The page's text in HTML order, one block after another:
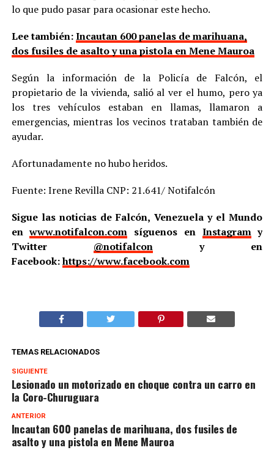
lo que pudo pasar para ocasionar este hecho.
Lee también:Incautan 600 panelas de marihuana,
dos fusiles de asalto y una pistola en Mene Mauroa
Según la información de la Policía de Falcón, el
propietario de la vivienda, salió al ver el humo, pero ya
los tres vehículos estaban en llamas, llamaron a
emergencias, mientras los vecinos trataban también de
ayudar.
Afortunadamente no hubo heridos.
Fuente: Irene Revilla CNP: 21.641/ Notifalcón
Sigue las noticias de Falcón, Venezuela y el Mundo
enwww.notifalcon.com síguenos en Instagramy
Twitter @notifalcony en
Facebook:https://www.facebook.com
TEMAS RELACIONADOS
SIGUIENTE
Lesionado un motorizado en choque contra un carro en
la Coro-Churuguara
ANTERIOR
Incautan 600 panelas de marihuana, dos fusiles de
asalto y una pistola en Mene Mauroa